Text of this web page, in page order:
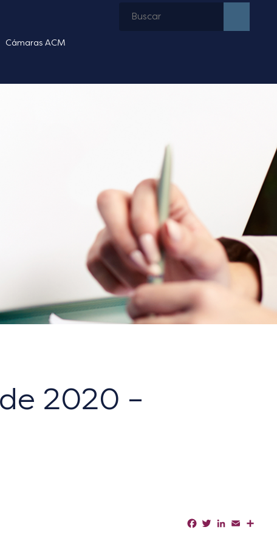
Cámaras ACM
2020 –
Facebook
TwitterLinkedIn
Email